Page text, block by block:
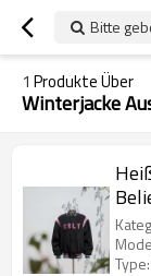
Bitte
1 Produkte Über
Winterjacke